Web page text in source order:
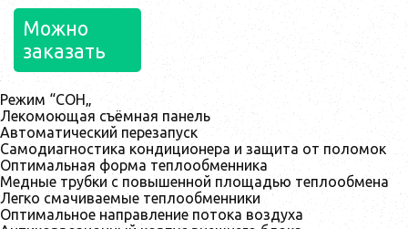
Можно
заказать
Режим “СОН„
Лекомоющая съёмная панель
Автоматический перезапуск
Самодиагностика кондиционера и защита от поломок
Оптимальная форма теплообменника
Медные трубки с повышенной площадью теплообмена
Легко смачиваемые теплообменники
Оптимальное направление потока воздуха